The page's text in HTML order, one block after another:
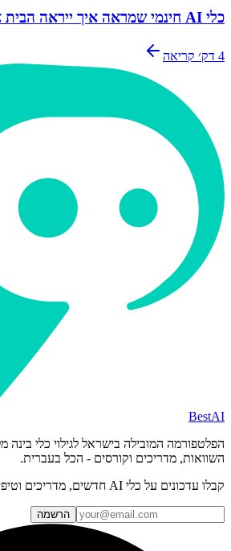
כלי AI חינמי שמראה איך ייראה הבית אחרי שיפוץ
4 דק׳ קריאה
BestAI
הפלטפורמה המובילה בישראל לגילוי כלי בינה
השוואות, מדריכים וקורסים - הכל בעברית.
קבלו עדכונים על כלי AI חדשים, מדריכים וטיפים. בלי ספאם.
הרשמה